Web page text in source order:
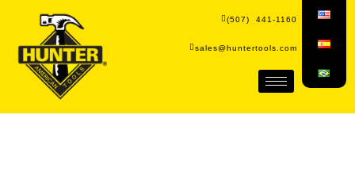
(507) 441-1160
sales@huntertools.com